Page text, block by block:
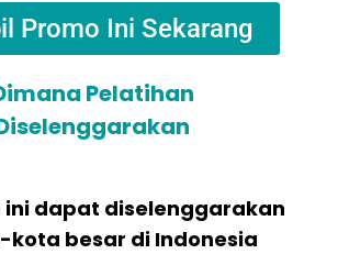
Promo Ini Sekarang
Pelatihan
ini dapat diselenggarakan
kota besar di Indonesia